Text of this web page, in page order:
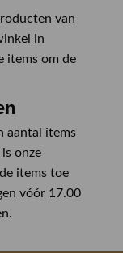
van
in
items om de
aantal items
onze
items toe
vóór 17.00